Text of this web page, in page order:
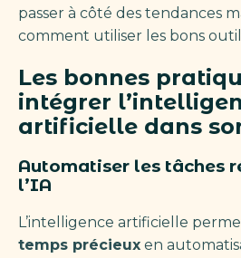
passer à côté des tendances
comment utiliser les bons
Les bonnes
intégrer
artificielle dans
Automatiser les tâches
l’IA
L’intelligence artificielle
temps précieux en